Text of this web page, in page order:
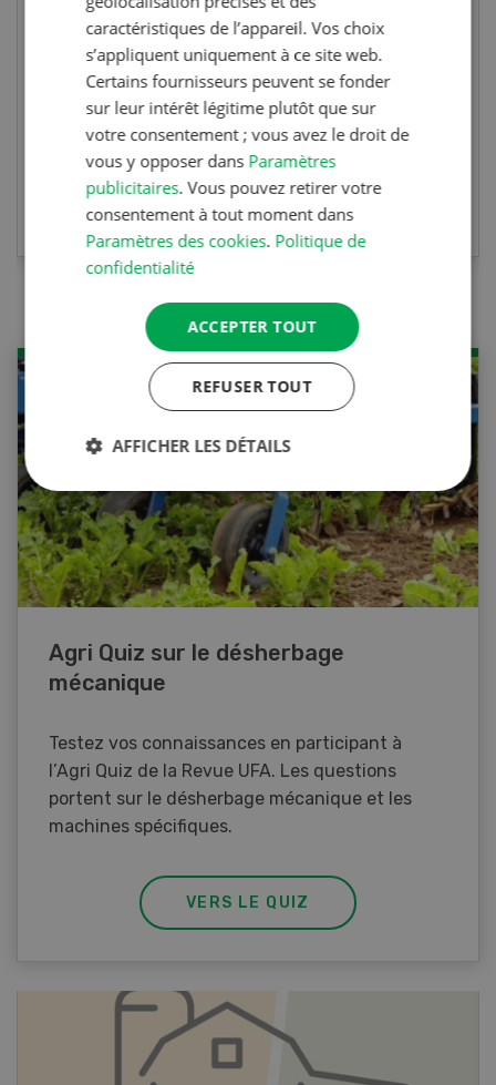
Concours
Photo mystère 07-08/26
Gagnez l’un des cinq couteaux de poche LANDI
PARTICIPER AU CONCOURS
Agri Quiz sur le désherbage
mécanique
Testez vos connaissances en participant à
l’Agri Quiz de la Revue UFA. Les questions
portent sur le désherbage mécanique et les
machines spécifiques.
VERS LE QUIZ
caractéristiques de l’appareil. Vos choix
s’appliquent uniquement à ce site web.
Certains fournisseurs peuvent se fonder
sur leur intérêt légitime plutôt que sur
votre consentement ; vous avez le droit de
vous y opposer dans Paramètres
publicitaires. Vous pouvez retirer votre
consentement à tout moment dans
Paramètres des cookies. Politique de
confidentialité
ACCEPTER TOUT
REFUSER TOUT
AFFICHER LES DÉTAILS